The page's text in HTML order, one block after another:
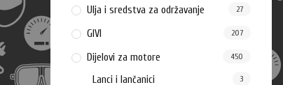
Ulja i sredstva za održavanje 27
GIVI 207
Dijelovi za motore 450
Lanci i lančanici 3